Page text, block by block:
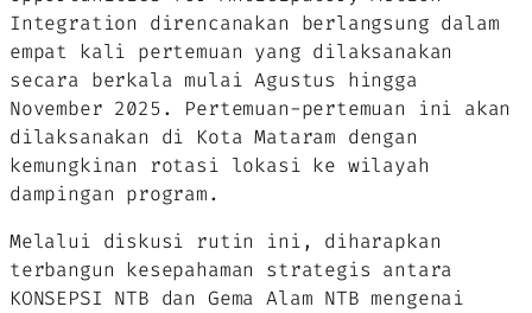
Integration direncanakan berlangsung dalam
empat kali pertemuan yang dilaksanakan
secara berkala mulai Agustus hingga
November 2025. Pertemuan-pertemuan ini akan
dilaksanakan di Kota Mataram dengan
kemungkinan rotasi lokasi ke wilayah
dampingan program.
Melalui diskusi rutin ini, diharapkan
terbangun kesepahaman strategis antara
KONSEPSI NTB dan Gema Alam NTB mengenai